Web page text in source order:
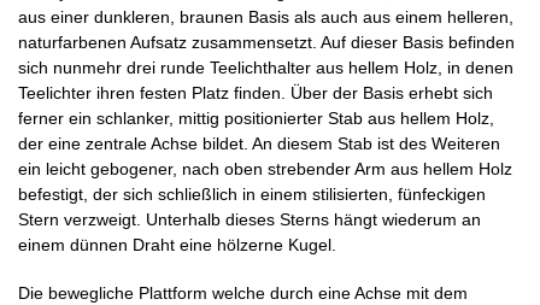
aus einer dunkleren, braunen Basis als auch aus einem helleren,
naturfarbenen Aufsatz zusammensetzt. Auf dieser Basis befinden
sich nunmehr drei runde Teelichthalter aus hellem Holz, in denen
Teelichter ihren festen Platz finden. Über der Basis erhebt sich
ferner ein schlanker, mittig positionierter Stab aus hellem Holz,
der eine zentrale Achse bildet. An diesem Stab ist des Weiteren
ein leicht gebogener, nach oben strebender Arm aus hellem Holz
befestigt, der sich schließlich in einem stilisierten, fünfeckigen
Stern verzweigt. Unterhalb dieses Sterns hängt wiederum an
einem dünnen Draht eine hölzerne Kugel.
Die bewegliche Plattform welche durch eine Achse mit dem